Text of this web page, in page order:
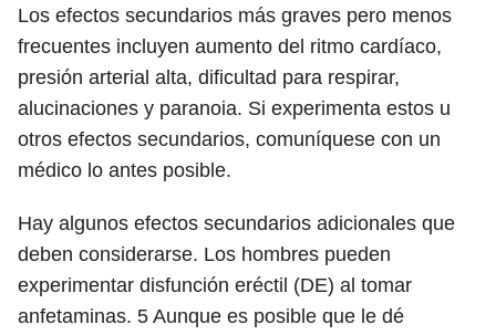
Los efectos secundarios más graves pero menos
frecuentes incluyen aumento del ritmo cardíaco,
presión arterial alta, dificultad para respirar,
alucinaciones y paranoia. Si experimenta estos u
otros efectos secundarios, comuníquese con un
médico lo antes posible.
Hay algunos efectos secundarios adicionales que
deben considerarse. Los hombres pueden
experimentar disfunción eréctil (DE) al tomar
anfetaminas. 5 Aunque es posible que le dé